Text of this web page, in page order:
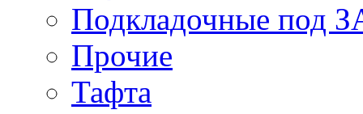
Подкладочные под
Прочие
Тафта